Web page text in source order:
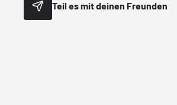
Teil es mit deinen Freunden